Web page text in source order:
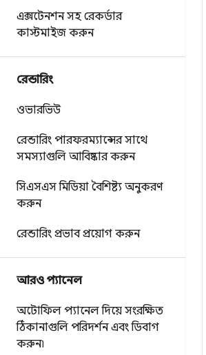
এক্সটেনশন সহ রেকর্ডার
কাস্টমাইজ করুন
রেন্ডারিং
ওভারভিউ
রেন্ডারিং পারফরম্যান্সের সাথে
সমস্যাগুলি আবিষ্কার করুন
সিএসএস মিডিয়া বৈশিষ্ট্য অনুকরণ
করুন
রেন্ডারিং প্রভাব প্রয়োগ করুন
আরও প্যানেল
অটোফিল প্যানেল দিয়ে সংরক্ষিত
ঠিকানাগুলি পরিদর্শন এবং ডিবাগ
করুন৷